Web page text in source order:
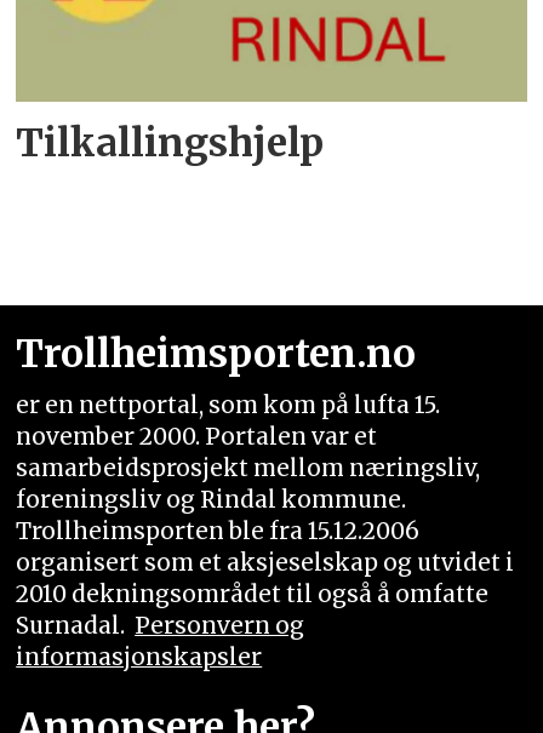
Tilkallingshjelp
Trollheimsporten.no
er en nettportal, som kom på lufta 15.
november 2000. Portalen var et
samarbeidsprosjekt mellom næringsliv,
foreningsliv og Rindal kommune.
Trollheimsporten ble fra 15.12.2006
organisert som et aksjeselskap og utvidet i
2010 dekningsområdet til også å omfatte
Surnadal. Personvern og
informasjonskapsler